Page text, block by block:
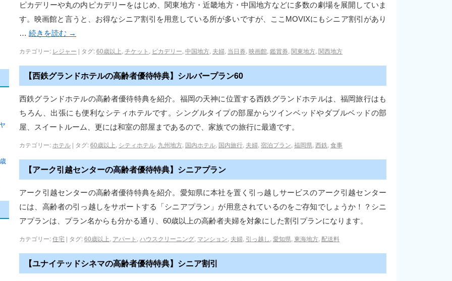
ピカデリーや丸の内ピカデリーをはじめ、関東地方・近畿地方・中国地方などに多数の劇場を展開していま
す。映画館と言うと、お得なシニア割引を用意している所が多いですが、ここMOVIXにもシニア割引があり
… 続きを読む →
カテゴリー: レジャー | タグ:60歳以上, チケット , ピカデリー, 中国地方, 夫婦, 当日券, 映画館, 鑑賞券, 関東地方, 関西地方
【西鉄グランドホテルの高齢者優待特典】シルバープラン60
西鉄グランドホテルの高齢者優待特典を紹介。福岡の天神に位置する西鉄グランドホテルは、福岡旅行はも
ちろん、出張にも便利なシティホテルです。シングルタイプの部屋からツインベッドやダブルベッドの部
屋、スイートルーム、更には和室の部屋まであるので、家族での旅行に最適です。
カテゴリー: ホテル | タグ:60歳以上, シティホテル, 九州地方, 国内ホテル, 国内旅行, 夫婦, 宿泊プラン, 福岡県, 西鉄, 食事
【アーク引越センターの高齢者優待特典】シニアプラン
アーク引越センターの高齢者優待特典を紹介。愛知県に本社を置く引っ越しサービスのアーク引越センター
には、高齢者の引っ越しをサポートする「シニアプラン」が用意されているのをご存知でしょうか！？シニ
アプランは、プラン名からも分かる通り、60歳以上の高齢者夫婦を対象にした割引プランになります。
カテゴリー:住宅 | タグ:60歳以上, アパート , ハウスクリーニング, マンション, 夫婦, 引っ越し, 愛知県, 東海地方, 配送料
【ユナイテッドシネマの高齢者優待特典】シニア割引